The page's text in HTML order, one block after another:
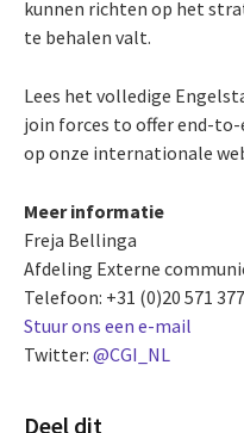
kunnen richten op het
te behalen valt.
Lees het volledige
join forces to offer end-to-
op onze internationale
Meer informatie
Freja Bellinga
Afdeling Externe
Telefoon: +31 (0)20 571
Stuur ons een e-mail
Twitter: @CGI_NL
Deel dit